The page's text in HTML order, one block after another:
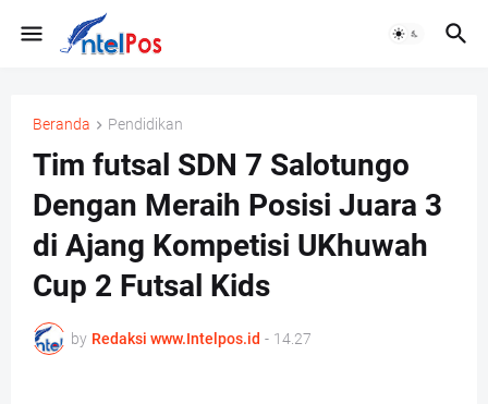
Beranda Pendidikan
Tim futsal SDN 7 Salotungo
Dengan Meraih Posisi Juara 3
di Ajang Kompetisi UKhuwah
Cup 2 Futsal Kids
by Redaksi www.Intelpos.id - 14.27